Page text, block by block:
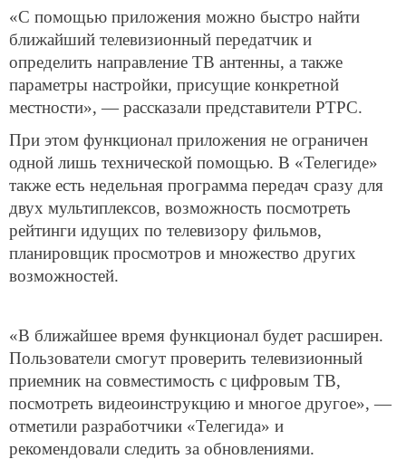
«С помощью приложения можно быстро найти
ближайший телевизионный передатчик и
определить направление ТВ антенны, а также
параметры настройки, присущие конкретной
местности», — рассказали представители РТРС.
При этом функционал приложения не ограничен
одной лишь технической помощью. В «Телегиде»
также есть недельная программа передач сразу для
двух мультиплексов, возможность посмотреть
рейтинги идущих по телевизору фильмов,
планировщик просмотров и множество других
возможностей.
«В ближайшее время функционал будет расширен.
Пользователи смогут проверить телевизионный
приемник на совместимость с цифровым ТВ,
посмотреть видеоинструкцию и многое другое», —
отметили разработчики «Телегида» и
рекомендовали следить за обновлениями.